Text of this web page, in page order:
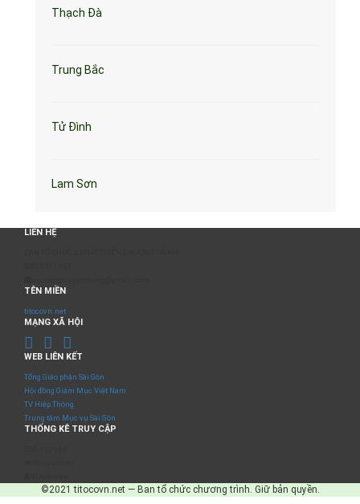
Thạch Đà
Trung Bắc
Tử Đình
Lam Sơn
LIÊN HỆ
TÊN MIỀN
titocovn.net
MẠNG XÃ HỘI
WEB LIÊN KẾT
Tổng Giáo phận Sài Gòn
Hội đồng Giám Mục Việt Nam
TV Hiệp Thông
Trung tâm Mục vụ Sài Gòn
THỐNG KÊ TRUY CẬP
©2021 titocovn.net — Ban tổ chức chương trình. Giữ bản quyền.